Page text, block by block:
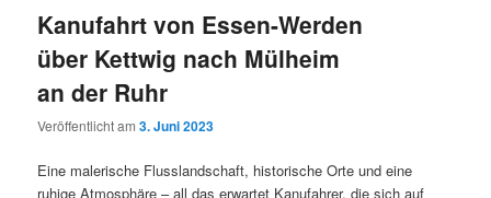
Kanufahrt von Essen-Werden
über Kettwig nach Mülheim
an der Ruhr
Veröffentlicht am3. Juni 2023
Eine malerische Flusslandschaft, historische Orte und eine
ruhige Atmosphäre – all das erwartet Kanufahrer, die sich auf